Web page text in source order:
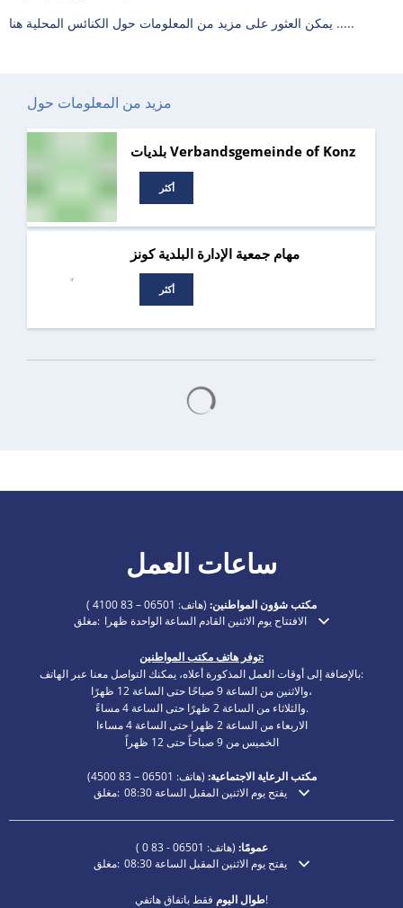
يمكن العثور على مزيد من المعلومات حول الكنائس المحلية هنا .....
مزيد من المعلومات حول
بلديات Verbandsgemeinde of Konz
أكثر
مهام جمعية الإدارة البلدية كونز
أكثر
ساعات العمل
مكتب شؤون المواطنين: (هاتف:
)
انقر لإخفاء أوقات الفتح أو الإغلاق الإضافية
مغلق: الافتتاح يوم الاثنين القادم الساعة الواحدة ظهرا
توفر هاتف مكتب المواطنين:
بالإضافة إلى أوقات العمل المذكورة أعلاه، يمكنك التواصل معنا عبر الهاتف:
والاثنين من الساعة 9 صباحًا حتى الساعة 12 ظهرًا،
والثلاثاء من الساعة 2 ظهرًا حتى الساعة 4 مساءً.
الاربعاء من الساعة 2 ظهرا حتى الساعة 4 مساءا
الخميس من 9 صباحاً حتى 12 ظهراً
مكتب الرعاية الاجتماعية: (هاتف:
4500)
انقر لإخفاء أوقات الفتح أو الإغلاق الإضافية
مغلق: يفتح يوم الاثنين المقبل الساعة 08:30
عمومًا: (هاتف:
)
انقر لإخفاء أوقات الفتح أو الإغلاق الإضافية
مغلق: يفتح يوم الاثنين المقبل الساعة 08:30
طوال اليومفقط باتفاق هاتفي!